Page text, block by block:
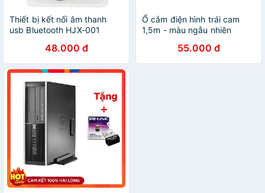
Thiết bị kết nối âm thanh
usb Bluetooth HJX-001
48.000 đ
Ổ cắm điện hình trái cam
1,5m - màu ngẫu nhiên
55.000 đ